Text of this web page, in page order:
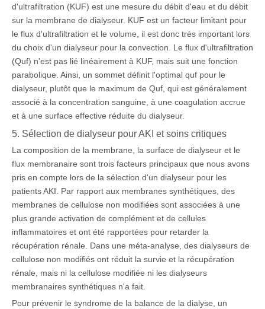
d'ultrafiltration (KUF) est une mesure du débit d'eau et du débit
sur la membrane de dialyseur. KUF est un facteur limitant pour
le flux d'ultrafiltration et le volume, il est donc très important lors
du choix d'un dialyseur pour la convection. Le flux d'ultrafiltration
(Quf) n'est pas lié linéairement à KUF, mais suit une fonction
parabolique. Ainsi, un sommet définit l'optimal quf pour le
dialyseur, plutôt que le maximum de Quf, qui est généralement
associé à la concentration sanguine, à une coagulation accrue
et à une surface effective réduite du dialyseur.
5. Sélection de dialyseur pour AKI et soins critiques
La composition de la membrane, la surface de dialyseur et le
flux membranaire sont trois facteurs principaux que nous avons
pris en compte lors de la sélection d'un dialyseur pour les
patients AKI. Par rapport aux membranes synthétiques, des
membranes de cellulose non modifiées sont associées à une
plus grande activation de complément et de cellules
inflammatoires et ont été rapportées pour retarder la
récupération rénale. Dans une méta-analyse, des dialyseurs de
cellulose non modifiés ont réduit la survie et la récupération
rénale, mais ni la cellulose modifiée ni les dialyseurs
membranaires synthétiques n'a fait.
Pour prévenir le syndrome de la balance de la dialyse, un